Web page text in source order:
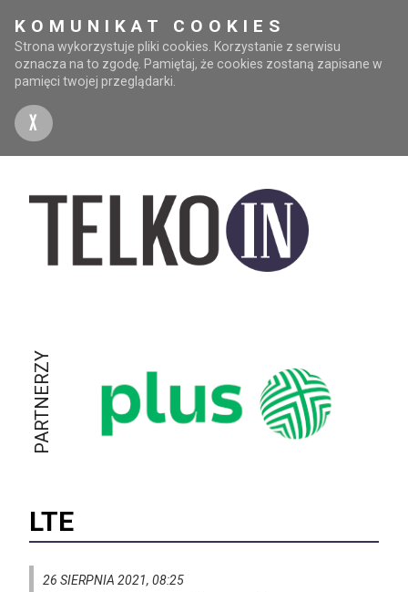
KOMUNIKAT COOKIES
Strona wykorzystuje pliki cookies. Korzystanie z serwisu
oznacza na to zgodę. Pamiętaj, że cookies zostaną zapisane w
pamięci twojej przeglądarki.
X
PARTNERZY
LTE
26 SIERPNIA 2021, 08:25